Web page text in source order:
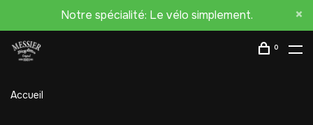
Notre spécialité: Le vélo simplement.
0
Accueil